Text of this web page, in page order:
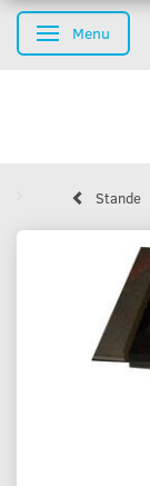
SkifteMenu
Stande